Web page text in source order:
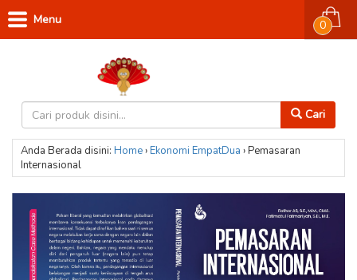
Cari
0
Menu
Anda Berada disini: Home›Ekonomi EmpatDua ›Pemasaran
Internasional